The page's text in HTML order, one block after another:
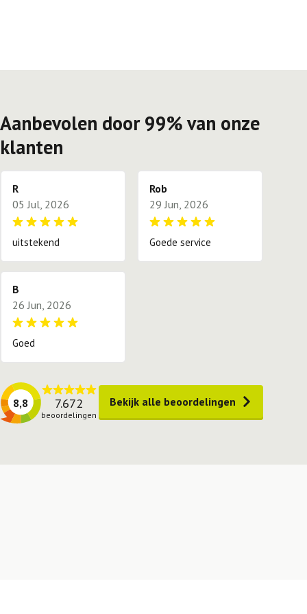
Aanbevolen door 99% van onze
klanten
R
05 Jul, 2026
uitstekend
Rob
29 Jun, 2026
Goede service
B
26 Jun, 2026
Goed
8,8 7.672
beoordelingen
Bekijk alle beoordelingen